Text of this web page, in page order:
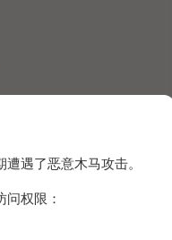
.
遇了恶意木马攻击。
权限：